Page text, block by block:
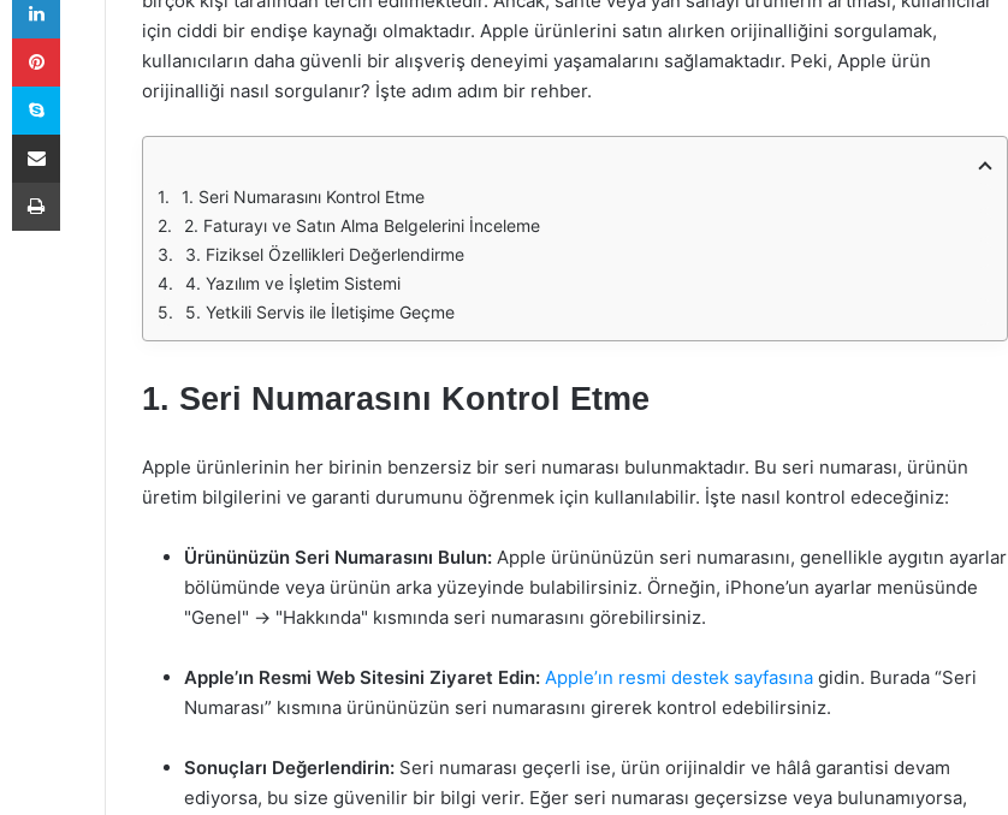
için ciddi bir endişe kaynağı olmaktadır. Apple ürünlerini satın alırken orijinalliğini sorgulamak,
kullanıcıların daha güvenli bir alışveriş deneyimi yaşamalarını sağlamaktadır. Peki, Apple ürün
orijinalliği nasıl sorgulanır? İşte adım adım bir rehber.
1. Seri Numarasını Kontrol Etme
2. Faturayı ve Satın Alma Belgelerini İnceleme
3. Fiziksel Özellikleri Değerlendirme
4. Yazılım ve İşletim Sistemi
5. Yetkili Servis ile İletişime Geçme
1. Seri Numarasını Kontrol Etme
Apple ürünlerinin her birinin benzersiz bir seri numarası bulunmaktadır. Bu seri numarası, ürünün
üretim bilgilerini ve garanti durumunu öğrenmek için kullanılabilir. İşte nasıl kontrol edeceğiniz:
Ürününüzün Seri Numarasını Bulun: Apple ürününüzün seri numarasını, genellikle aygıtın ayarlar
bölümünde veya ürünün arka yüzeyinde bulabilirsiniz. Örneğin, iPhone’un ayarlar menüsünde
"Genel" -> "Hakkında" kısmında seri numarasını görebilirsiniz.
Apple’ın Resmi Web Sitesini Ziyaret Edin: Apple’ın resmi destek sayfasına gidin. Burada “Seri
Numarası” kısmına ürününüzün seri numarasını girerek kontrol edebilirsiniz.
Sonuçları Değerlendirin: Seri numarası geçerli ise, ürün orijinaldir ve hâlâ garantisi devam
ediyorsa, bu size güvenilir bir bilgi verir. Eğer seri numarası geçersizse veya bulunamıyorsa,
Pinterest
Skype
E-Posta ile paylaş